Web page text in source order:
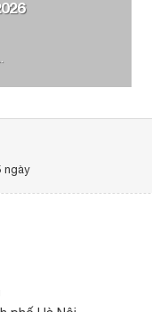
lượng cao với
ngày